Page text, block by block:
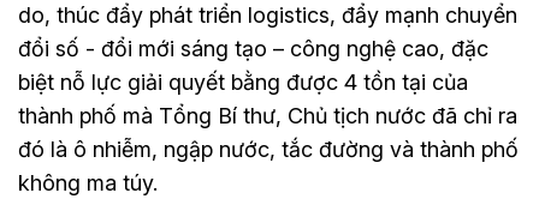
do, thúc đẩy phát triển logistics, đẩy mạnh chuyển
đổi số - đổi mới sáng tạo – công nghệ cao, đặc
biệt nỗ lực giải quyết bằng được 4 tồn tại của
thành phố mà Tổng Bí thư, Chủ tịch nước đã chỉ ra
đó là ô nhiễm, ngập nước, tắc đường và thành phố
không ma túy.